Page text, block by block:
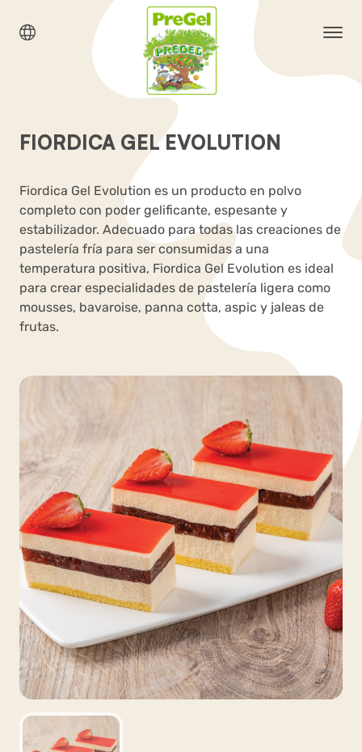
FIORDICA GEL EVOLUTION
Fiordica Gel Evolution es un producto en polvo
completo con poder gelificante, espesante y
estabilizador. Adecuado para todas las creaciones de
pastelería fría para ser consumidas a una
temperatura positiva, Fiordica Gel Evolution es ideal
para crear especialidades de pastelería ligera como
mousses, bavaroise, panna cotta, aspic y jaleas de
frutas.